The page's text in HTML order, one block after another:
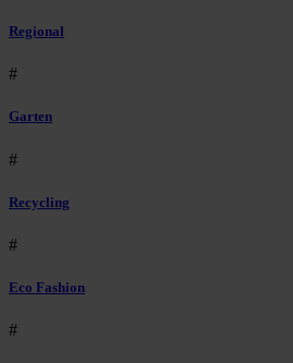
Regional
#
Garten
#
Recycling
#
Eco Fashion
#